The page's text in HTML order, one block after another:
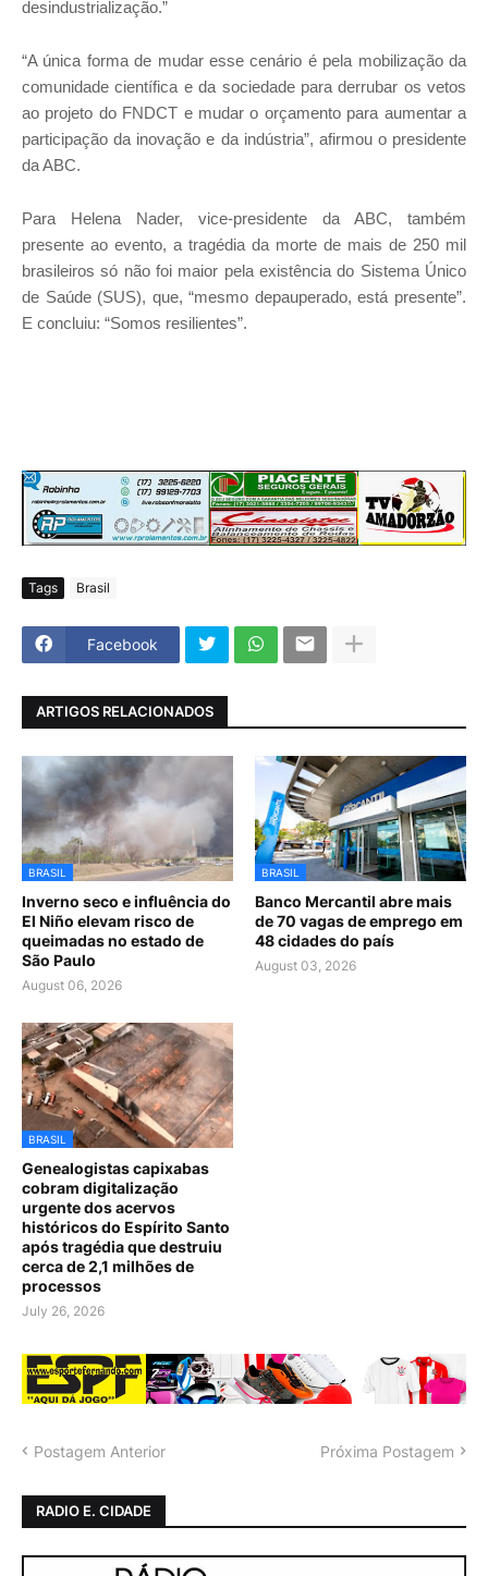
desindustrialização.”
“A única forma de mudar esse cenário é pela mobilização da
comunidade científica e da sociedade para derrubar os vetos
ao projeto do FNDCT e mudar o orçamento para aumentar a
participação da inovação e da indústria”, afirmou o presidente
da ABC.
Para Helena Nader, vice-presidente da ABC, também
presente ao evento, a tragédia da morte de mais de 250 mil
brasileiros só não foi maior pela existência do Sistema Único
de Saúde (SUS), que, “mesmo depauperado, está presente”.
E concluiu: “Somos resilientes”.
Tags Brasil
Facebook
ARTIGOS RELACIONADOS
BRASIL
Inverno seco e influência do
El Niño elevam risco de
queimadas no estado de
São Paulo
August 06, 2026
BRASIL
Banco Mercantil abre mais
de 70 vagas de emprego em
48 cidades do país
August 03, 2026
BRASIL
Genealogistas capixabas
cobram digitalização
urgente dos acervos
históricos do Espírito Santo
após tragédia que destruiu
cerca de 2,1 milhões de
processos
July 26, 2026
Postagem Anterior Próxima Postagem
RADIO E. CIDADE